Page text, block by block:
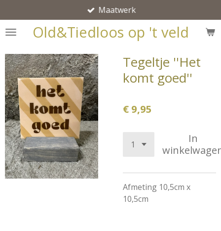
direct
naar
hoofdinhoud
Old&Tiedloos op 't veld
Maatwerk
Tegeltje ''Het
komt goed''
€ 9,95
In
Afmeting 10,5cm x
10,5cm